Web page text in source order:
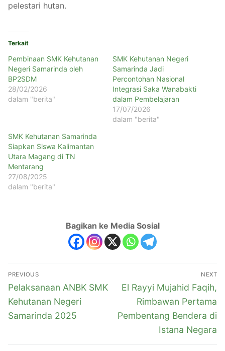
pelestari hutan.
Terkait
Pembinaan SMK Kehutanan
Negeri Samarinda oleh
BP2SDM
28/02/2026
dalam "berita"
SMK Kehutanan Negeri
Samarinda Jadi
Percontohan Nasional
Integrasi Saka Wanabakti
dalam Pembelajaran
17/07/2026
dalam "berita"
SMK Kehutanan Samarinda
Siapkan Siswa Kalimantan
Utara Magang di TN
Mentarang
27/08/2025
dalam "berita"
Bagikan ke Media Sosial
PREVIOUS
Pelaksanaan ANBK SMK
Kehutanan Negeri
Samarinda 2025
NEXT
El Rayyi Mujahid Faqih,
Rimbawan Pertama
Pembentang Bendera di
Istana Negara